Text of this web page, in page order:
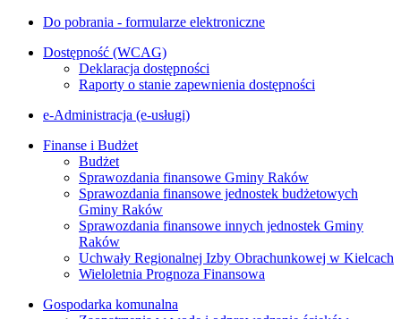
Do pobrania - formularze elektroniczne
Dostępność (WCAG)
Deklaracja dostępności
Raporty o stanie zapewnienia dostępności
e-Administracja (e-usługi)
Finanse i Budżet
Budżet
Sprawozdania finansowe Gminy Raków
Sprawozdania finansowe jednostek budżetowych
Gminy Raków
Sprawozdania finansowe innych jednostek Gminy
Raków
Uchwały Regionalnej Izby Obrachunkowej w Kielcach
Wieloletnia Prognoza Finansowa
Gospodarka komunalna